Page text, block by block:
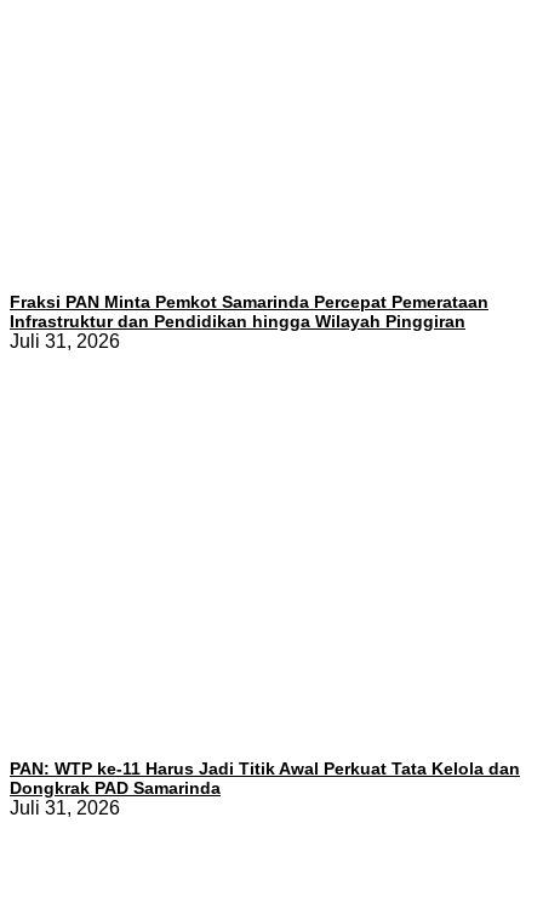
Fraksi PAN Minta Pemkot Samarinda Percepat Pemerataan
Infrastruktur dan Pendidikan hingga Wilayah Pinggiran
Juli 31, 2026
PAN: WTP ke-11 Harus Jadi Titik Awal Perkuat Tata Kelola dan
Dongkrak PAD Samarinda
Juli 31, 2026